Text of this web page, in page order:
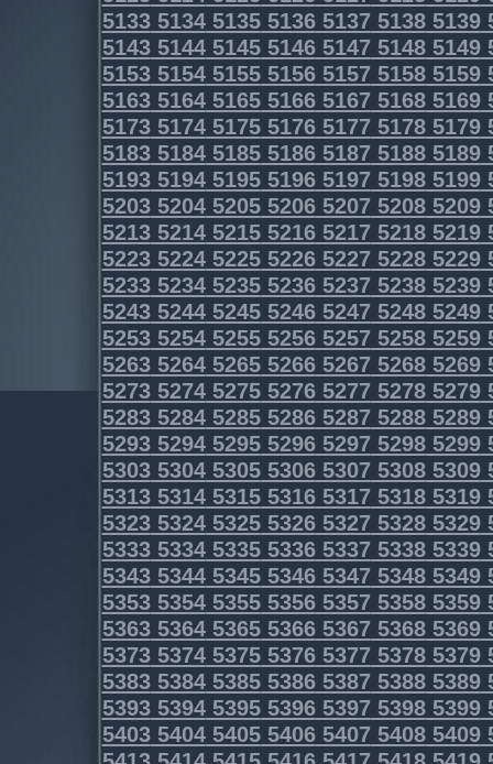
5133513451355136513751385139
5143514451455146514751485149
5153515451555156515751585159
5163516451655166516751685169
5173517451755176517751785179
5183518451855186518751885189
5193519451955196519751985199
5203520452055206520752085209
5213521452155216521752185219
5223522452255226522752285229
5233523452355236523752385239
5243524452455246524752485249
5253525452555256525752585259
5263526452655266526752685269
5273527452755276527752785279
5283528452855286528752885289
5293529452955296529752985299
5303530453055306530753085309
5313531453155316531753185319
5323532453255326532753285329
5333533453355336533753385339
5343534453455346534753485349
5353535453555356535753585359
5363536453655366536753685369
5373537453755376537753785379
5383538453855386538753885389
5393539453955396539753985399
5403540454055406540754085409